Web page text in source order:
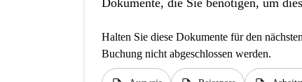
Dokumente, die Sie benötigen, um
Halten Sie diese Dokumente für den
Buchung nicht abgeschlossen werden.